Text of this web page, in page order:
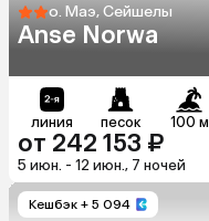
о. Маэ, Сейшелы
Anse Norwa
линия песок 100 м
от 242 153 ₽
5 июн. - 12 июн., 7 ночей
Кешбэк + 5 094